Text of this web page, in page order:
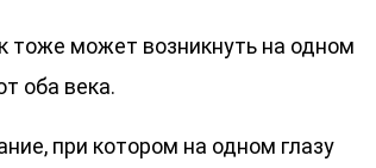
тоже может возникнуть на одном
оба века.
при котором на одном глазу